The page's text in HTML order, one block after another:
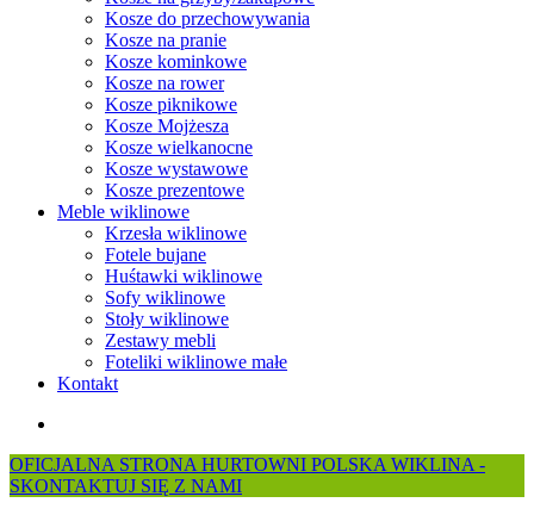
Kosze do przechowywania
Kosze na pranie
Kosze kominkowe
Kosze na rower
Kosze piknikowe
Kosze Mojżesza
Kosze wielkanocne
Kosze wystawowe
Kosze prezentowe
Meble wiklinowe
Krzesła wiklinowe
Fotele bujane
Huśtawki wiklinowe
Sofy wiklinowe
Stoły wiklinowe
Zestawy mebli
Foteliki wiklinowe małe
Kontakt
OFICJALNA STRONA HURTOWNI POLSKA WIKLINA -
SKONTAKTUJ SIĘ Z NAMI